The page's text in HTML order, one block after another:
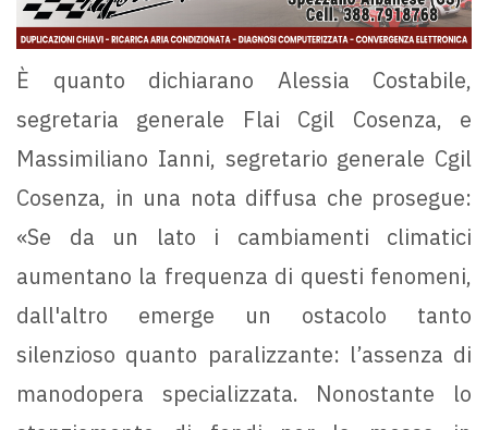
È quanto dichiarano Alessia Costabile,
segretaria generale Flai Cgil Cosenza, e
Massimiliano Ianni, segretario generale Cgil
Cosenza, in una nota diffusa che prosegue:
«Se da un lato i cambiamenti climatici
aumentano la frequenza di questi fenomeni,
dall'altro emerge un ostacolo tanto
silenzioso quanto paralizzante: l’assenza di
manodopera specializzata. Nonostante lo